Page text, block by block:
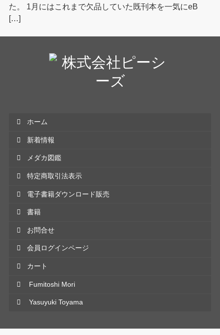
た。 1月にはこれまで欠品していた既刊本を一気にeB
[…]
ホーム
新着情報
メダカ図鑑
特定商取引法表示
電子書籍ダウンロード販売
書籍
お問合せ
会員ログインページ
カート
Fumitoshi Mori
Yasuyuki Toyama